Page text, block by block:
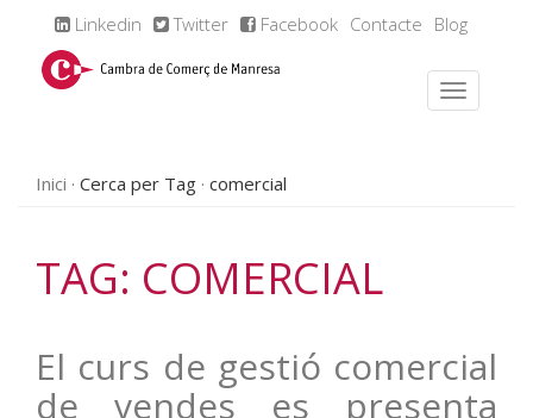
Linkedin Twitter Facebook Contacte Blog
Inici Cerca per Tag comercial
TAG: COMERCIAL
El curs de gestió comercial
de vendes es presenta